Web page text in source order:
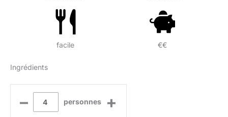
facile €€
Ingrédients
– personnes +